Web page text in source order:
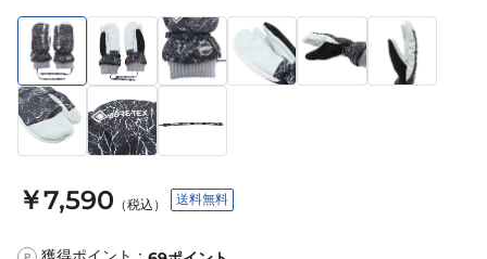
￥7,590 （税込） 送料無料
P